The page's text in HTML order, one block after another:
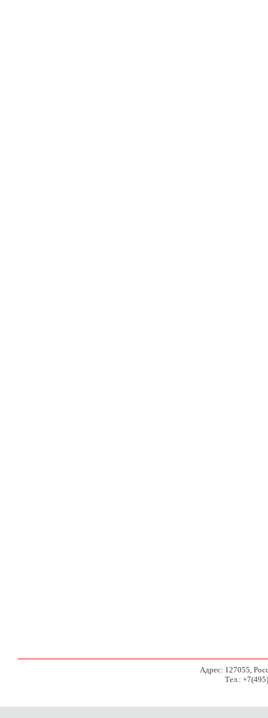
Адрес: 127055,
Тел.: